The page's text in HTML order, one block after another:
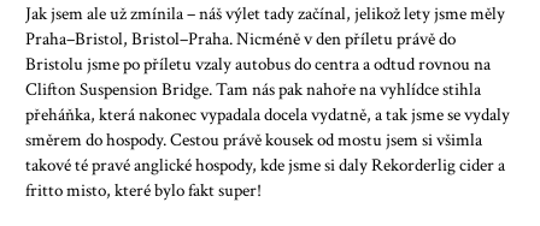
Jak jsem ale už zmínila – náš výlet tady začínal, jelikož lety jsme měly
Praha–Bristol, Bristol–Praha. Nicméně v den příletu právě do
Bristolu jsme po příletu vzaly autobus do centra a odtud rovnou na
Clifton Suspension Bridge. Tam nás pak nahoře na vyhlídce stihla
přeháňka, která nakonec vypadala docela vydatně, a tak jsme se vydaly
směrem do hospody. Cestou právě kousek od mostu jsem si všimla
takové té pravé anglické hospody, kde jsme si daly Rekorderlig cider a
fritto misto, které bylo fakt super!